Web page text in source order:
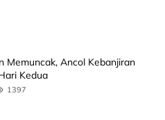
Memuncak, Ancol Kebanjiran
Kedua
1397